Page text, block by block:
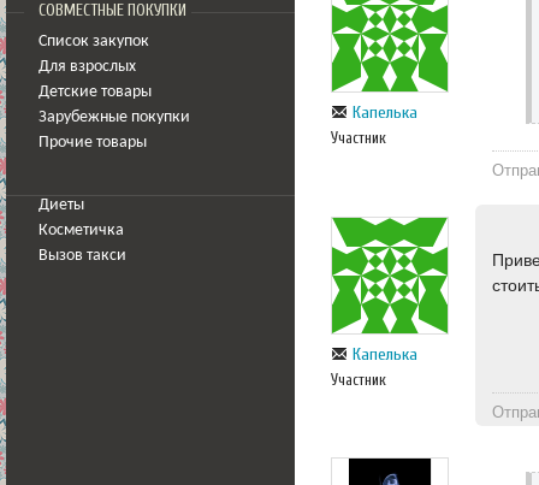
СОВМЕСТНЫЕ ПОКУПКИ
Список закупок
Для взрослых
Детские товары
Зарубежные покупки
Прочие товары
Диеты
Косметичка
Вызов такси
Капелька
Участник
Капелька
Участник